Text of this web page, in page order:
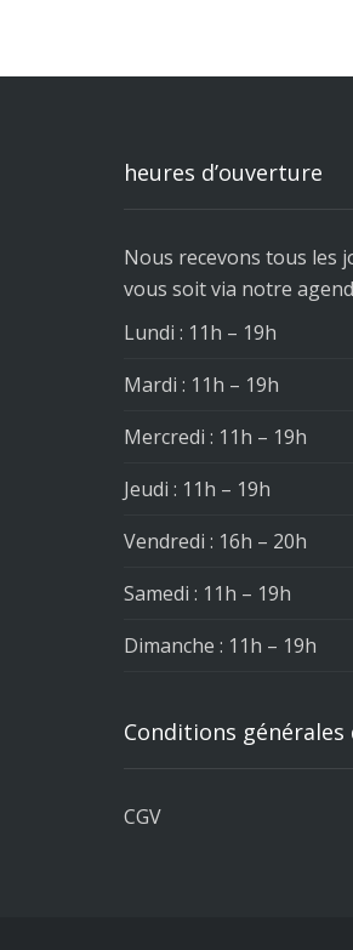
heures d’ouverture
Nous recevons tous les
vous soit via notre
Lundi : 11h – 19h
Mardi : 11h – 19h
Mercredi : 11h – 19h
Jeudi : 11h – 19h
Vendredi : 16h – 20h
Samedi : 11h – 19h
Dimanche : 11h – 19h
Conditions générales
CGV